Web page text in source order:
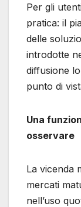
Per gli
pratica: il
delle
introdotte
diffusione
punto di
Una
osservare
La vicenda
mercati
nell’uso